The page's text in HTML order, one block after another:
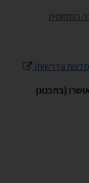
המקומית
ונדרשות)
(בתכנונן